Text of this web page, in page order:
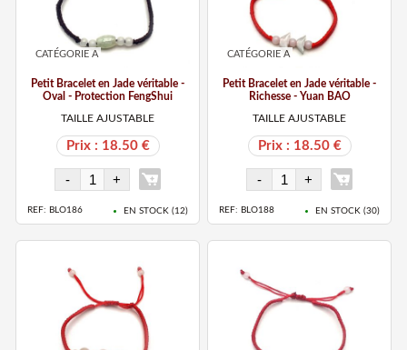
CATÉGORIE A
Petit Bracelet en Jade véritable -
Oval - Protection FengShui
TAILLE AJUSTABLE
Prix : 18.50 €
REF: BLO186 EN STOCK ( 12)
CATÉGORIE A
Petit Bracelet en Jade véritable -
Richesse - Yuan BAO
TAILLE AJUSTABLE
Prix : 18.50 €
REF: BLO188 EN STOCK (30)